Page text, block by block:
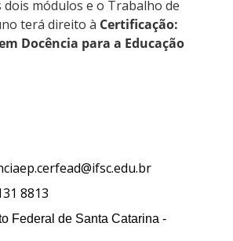
módulos e o Trabalho de
terá direito à Certificação:
Docência para a Educação
8813
Federal de Santa Catarina -